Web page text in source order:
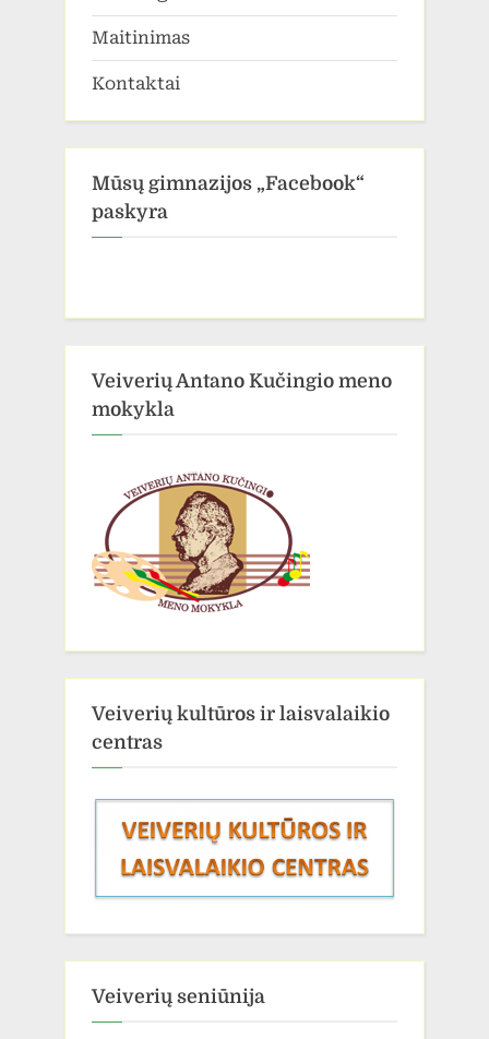
Maitinimas
Kontaktai
Mūsų gimnazijos „Facebook“
paskyra
Veiverių Antano Kučingio meno
mokykla
Veiverių kultūros ir laisvalaikio
centras
Veiverių seniūnija